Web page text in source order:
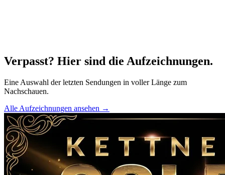
Verpasst? Hier sind die Aufzeichnungen.
Eine Auswahl der letzten Sendungen in voller Länge zum
Nachschauen.
Alle Aufzeichnungen ansehen →